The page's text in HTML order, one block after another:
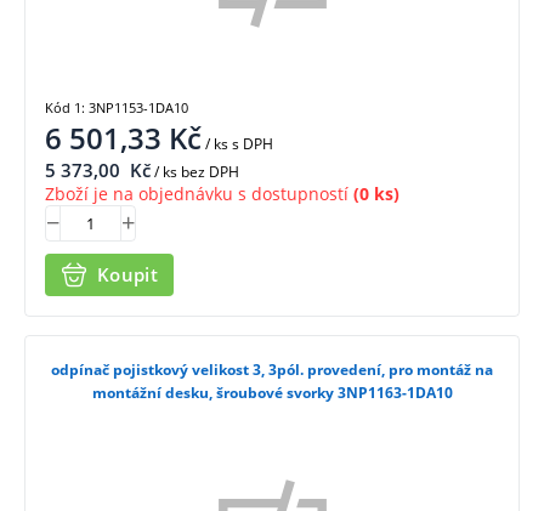
6 501,33 Kč/ kss DPH
5 373,00 Kč/ ks bez DPH
Zboží je na objednávku s dostupností (0 ks)
Koupit
Kód 1: 3NP1153-1DA10
odpínač pojistkový velikost 3, 3pól. provedení, pro montáž na
montážní desku, šroubové svorky 3NP1163-1DA10